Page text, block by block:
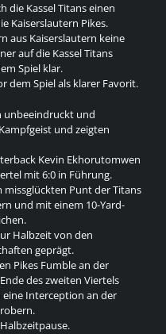
die Kassel Titans einen
Kaiserslautern Pikes.
aus Kaiserslautern keine
auf die Kassel Titans
Spiel klar.
dem Spiel als klarer Favorit.
unbeeindruckt und
und zeigten
Kevin Ekhorutomwen
mit 6:0 in Führung.
missglückten Punt der Titans
und mit einem 10-Yard-
Halbzeit von den
geprägt.
Pikes Fumble an der
des zweiten Viertels
Interception an der